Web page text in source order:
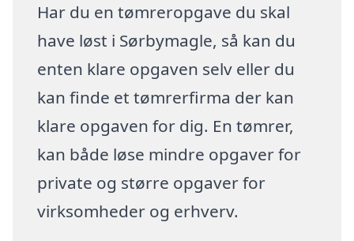
Har du en tømreropgave du skal
have løst i Sørbymagle, så kan du
enten klare opgaven selv eller du
kan finde et tømrerfirma der kan
klare opgaven for dig. En tømrer,
kan både løse mindre opgaver for
private og større opgaver for
virksomheder og erhverv.